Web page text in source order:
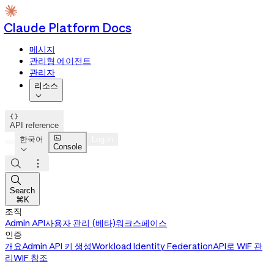
Claude Platform Docs
메시지
관리형 에이전트
관리자
리소스


API reference
한국어


Console



Search
⌘K
조직
Admin API사용자 관리 (베타)워크스페이스
인증
개요Admin API 키 생성Workload Identity FederationAPI로 WIF 관
리WIF 참조